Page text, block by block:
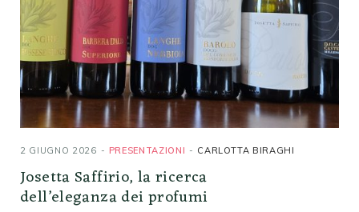
2 GIUGNO 2026 PRESENTAZIONI CARLOTTA BIRAGHI
Josetta Saffirio, la ricerca
dell’eleganza dei profumi